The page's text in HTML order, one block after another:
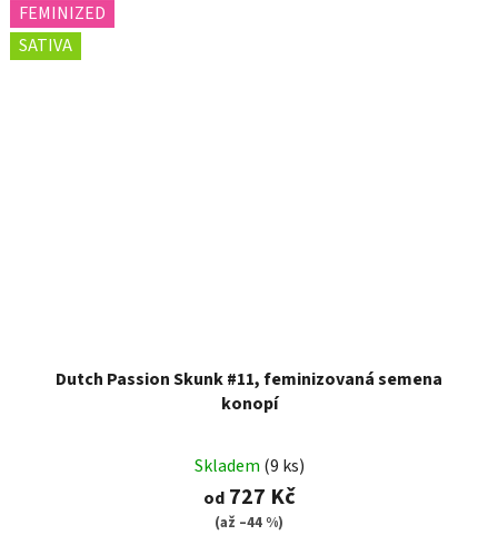
FEMINIZED
SATIVA
Dutch Passion Skunk #11, feminizovaná semena
konopí
Skladem (9 ks)
od727 Kč
(až –44 %)